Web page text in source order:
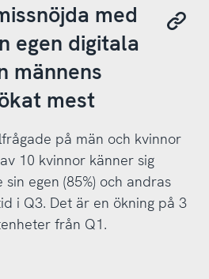
med
egen digitala
männens
mest
på män och kvinnor
10 kvinnor känner sig
egen (85%) och andras
i Q3. Det är en ökning på 3
från Q1.